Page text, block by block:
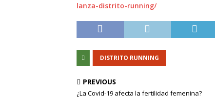
lanza-distrito-running/
DISTRITO RUNNING
PREVIOUS
¿La Covid-19 afecta la fertilidad femenina?